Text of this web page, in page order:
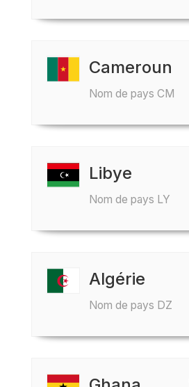
Cameroun
Nom de pays CM
Libye
Nom de pays LY
Algérie
Nom de pays DZ